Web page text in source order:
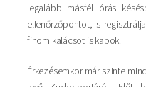
legalább másfél órás
ellenőrzőpontot, s
finom kalácsot is kapok.
Érkezésemkor már szinte